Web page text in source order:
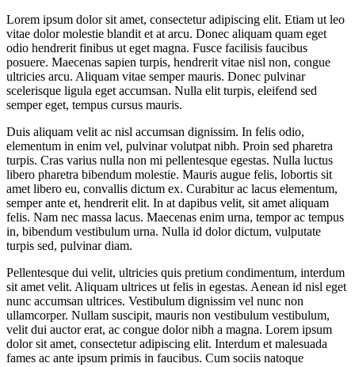
Lorem ipsum dolor sit amet, consectetur adipiscing elit. Etiam ut leo
vitae dolor molestie blandit et at arcu. Donec aliquam quam eget
odio hendrerit finibus ut eget magna. Fusce facilisis faucibus
posuere. Maecenas sapien turpis, hendrerit vitae nisl non, congue
ultricies arcu. Aliquam vitae semper mauris. Donec pulvinar
scelerisque ligula eget accumsan. Nulla elit turpis, eleifend sed
semper eget, tempus cursus mauris.
Duis aliquam velit ac nisl accumsan dignissim. In felis odio,
elementum in enim vel, pulvinar volutpat nibh. Proin sed pharetra
turpis. Cras varius nulla non mi pellentesque egestas. Nulla luctus
libero pharetra bibendum molestie. Mauris augue felis, lobortis sit
amet libero eu, convallis dictum ex. Curabitur ac lacus elementum,
semper ante et, hendrerit elit. In at dapibus velit, sit amet aliquam
felis. Nam nec massa lacus. Maecenas enim urna, tempor ac tempus
in, bibendum vestibulum urna. Nulla id dolor dictum, vulputate
turpis sed, pulvinar diam.
Pellentesque dui velit, ultricies quis pretium condimentum, interdum
sit amet velit. Aliquam ultrices ut felis in egestas. Aenean id nisl eget
nunc accumsan ultrices. Vestibulum dignissim vel nunc non
ullamcorper. Nullam suscipit, mauris non vestibulum vestibulum,
velit dui auctor erat, ac congue dolor nibh a magna. Lorem ipsum
dolor sit amet, consectetur adipiscing elit. Interdum et malesuada
fames ac ante ipsum primis in faucibus. Cum sociis natoque